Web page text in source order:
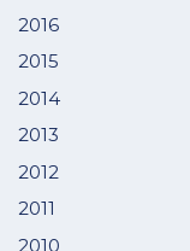
2016
2015
2014
2013
2012
2011
2010